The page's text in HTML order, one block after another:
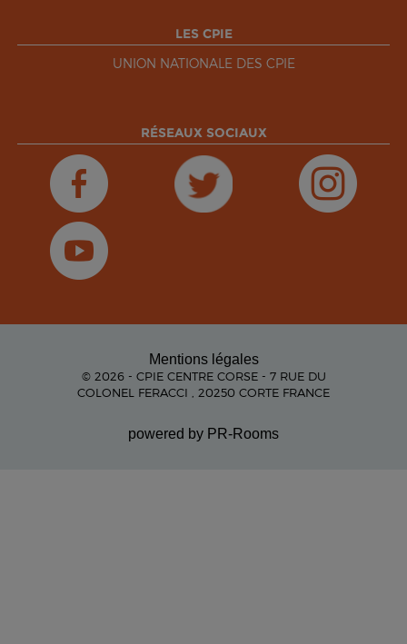
LES CPIE
UNION NATIONALE DES CPIE
RÉSEAUX SOCIAUX
Mentions légales
© 2026 - CPIE CENTRE CORSE - 7 RUE DU
COLONEL FERACCI , 20250 CORTE FRANCE
powered by PR-Rooms